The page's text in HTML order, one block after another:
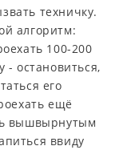
техничку.
алгоритм:
100-200
- остановиться,
его
ещё
вышвырнутым
ввиду